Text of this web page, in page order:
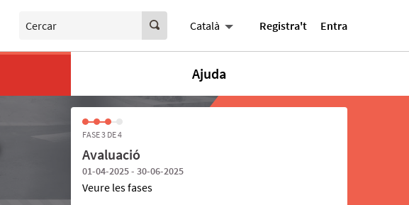
Cercar Català Registra't Entra
Ajuda
FASE 3 DE 4
Avaluació
01-04-2025 - 30-06-2025
Veure les fases